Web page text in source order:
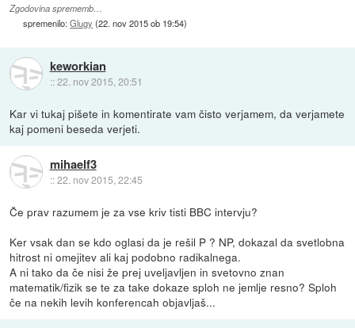
Zgodovina sprememb…
spremenilo:Glugy (22. nov 2015 ob 19:54)
keworkian
::22. nov 2015, 20:51
Kar vi tukaj pišete in komentirate vam čisto verjamem, da verjamete
kaj pomeni beseda verjeti.
mihaelf3
::22. nov 2015, 22:45
Če prav razumem je za vse kriv tisti BBC intervju?
Ker vsak dan se kdo oglasi da je rešil P ? NP, dokazal da svetlobna
hitrost ni omejitev ali kaj podobno radikalnega.
A ni tako da če nisi že prej uveljavljen in svetovno znan
matematik/fizik se te za take dokaze sploh ne jemlje resno? Sploh
če na nekih levih konferencah objavljaš...